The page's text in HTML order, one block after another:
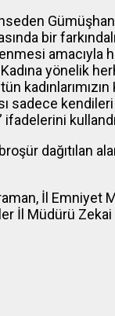
bir
amacıyla
yönelik
sadece kendileri
ifadelerini
dağıtılan
İl
İl Müdürü Zekai